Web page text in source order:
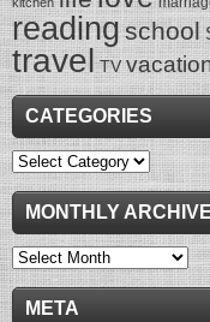
reading school
travel TV
CATEGORIES
Categories
MONTHLY ARCHIVE
Monthly
Archive
META